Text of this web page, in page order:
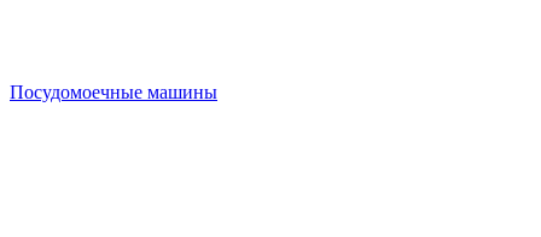
Посудомоечные машины